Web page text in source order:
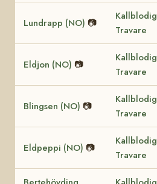
Lundrapp (NO) 📷
Kallblodig
Travare
Eldjon (NO) 📷
Kallblodig
Travare
Blingsen (NO) 📷
Kallblodig
Travare
Eldpeppi (NO) 📷
Kallblodig
Travare